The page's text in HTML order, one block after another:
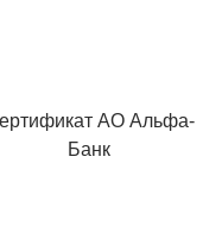
АО Альфа-
Банк